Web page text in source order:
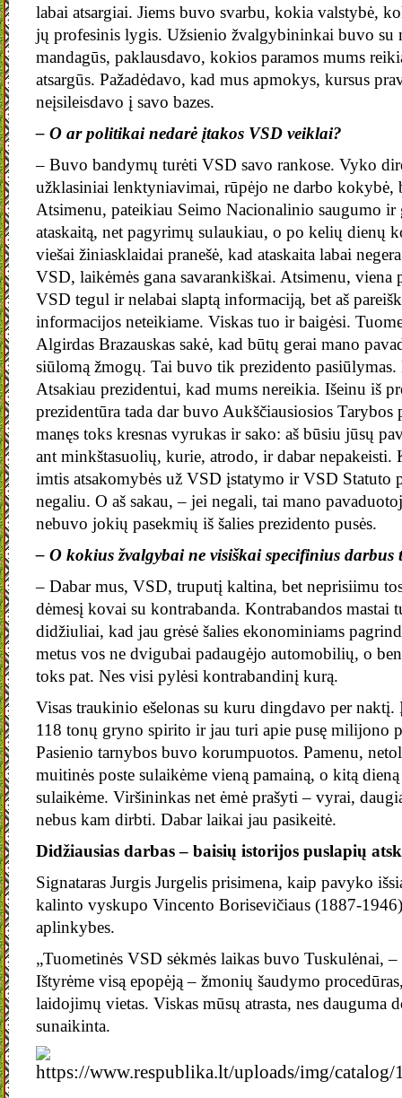
labai atsargiai. Jiems buvo svarbu, kokia valstybė,
jų profesinis lygis. Užsienio žvalgybininkai buvo
mandagūs, paklausdavo, kokios paramos mums
atsargūs. Pažadėdavo, kad mus apmokys, kursus
neįsileisdavo į savo bazes.
– O ar politikai nedarė įtakos VSD veiklai?
– Buvo bandymų turėti VSD savo rankose. Vyko
užklasiniai lenktyniavimai, rūpėjo ne darbo kokybė,
Atsimenu, pateikiau Seimo Nacionalinio saugumo
ataskaitą, net pagyrimų sulaukiau, o po kelių dienų
viešai žiniasklaidai pranešė, kad ataskaita labai
VSD, laikėmės gana savarankiškai. Atsimenu, viena
VSD tegul ir nelabai slaptą informaciją, bet aš
informacijos neteikiame. Viskas tuo ir baigėsi.
Algirdas Brazauskas sakė, kad būtų gerai mano
siūlomą žmogų. Tai buvo tik prezidento pasiūlymas.
Atsakiau prezidentui, kad mums nereikia. Išeinu iš
prezidentūra tada dar buvo Aukščiausiosios Tarybos
manęs toks kresnas vyrukas ir sako: aš būsiu jūsų
ant minkštasuolių, kurie, atrodo, ir dabar
imtis atsakomybės už VSD įstatymo ir VSD Statuto
negaliu. O aš sakau, – jei negali, tai mano
nebuvo jokių pasekmių iš šalies prezidento pusės.
– O kokius žvalgybai ne visiškai specifinius darbus
– Dabar mus, VSD, truputį kaltina, bet neprisiimu
dėmesį kovai su kontrabanda. Kontrabandos mastai
didžiuliai, kad jau grėsė šalies ekonominiams
metus vos ne dvigubai padaugėjo automobilių, o
toks pat. Nes visi pylėsi kontrabandinį kurą.
Visas traukinio ešelonas su kuru dingdavo per
118 tonų gryno spirito ir jau turi apie pusę milijono
Pasienio tarnybos buvo korumpuotos. Pamenu,
muitinės poste sulaikėme vieną pamainą, o kitą
sulaikėme. Viršininkas net ėmė prašyti – vyrai,
nebus kam dirbti. Dabar laikai jau pasikeitė.
Didžiausias darbas – baisių istorijos puslapių
Signataras Jurgis Jurgelis prisimena, kaip pavyko
kalinto vyskupo Vincento Borisevičiaus (1887-
aplinkybes.
„Tuometinės VSD sėkmės laikas buvo Tuskulėnai,
Ištyrėme visą epopėją – žmonių šaudymo
laidojimų vietas. Viskas mūsų atrasta, nes dauguma
sunaikinta.